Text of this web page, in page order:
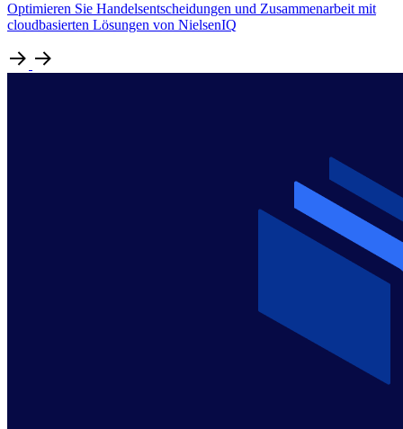
Optimieren Sie Handelsentscheidungen und Zusammenarbeit mit
cloudbasierten Lösungen von NielsenIQ